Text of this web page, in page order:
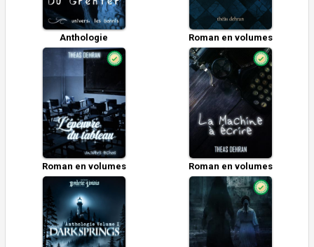
Anthologie Roman en volumes
Roman en volumes Roman en volumes